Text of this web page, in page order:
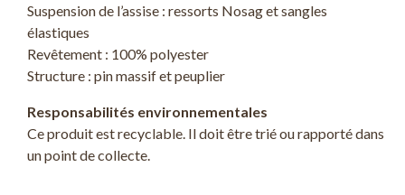
Suspension de l’assise : ressorts Nosag et sangles
élastiques
Revêtement : 100% polyester
Structure : pin massif et peuplier
Responsabilités environnementales
Ce produit est recyclable. Il doit être trié ou rapporté dans
un point de collecte.